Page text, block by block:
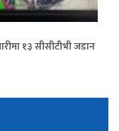
१३ सीसीटीभी जडान